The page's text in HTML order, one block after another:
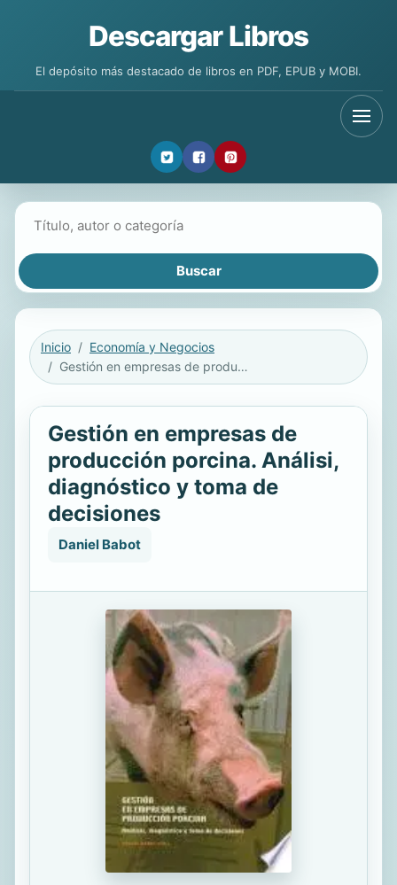
Descargar Libros
El depósito más destacado de libros en PDF, EPUB y MOBI.
Inicio
Economía y Negocios
Gestión en empresas de producción porcina. Análisi, diagnóstico y toma de decisiones
Gestión en empresas de
producción porcina. Análisi,
diagnóstico y toma de
decisiones
Daniel Babot